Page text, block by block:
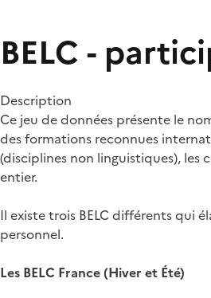
BELC -
Description
Ce jeu de données présente le
des formations reconnues
(disciplines non linguistiques), les
entier.
Il existe trois BELC différents qui
personnel.
Les BELC France (Hiver et Été)